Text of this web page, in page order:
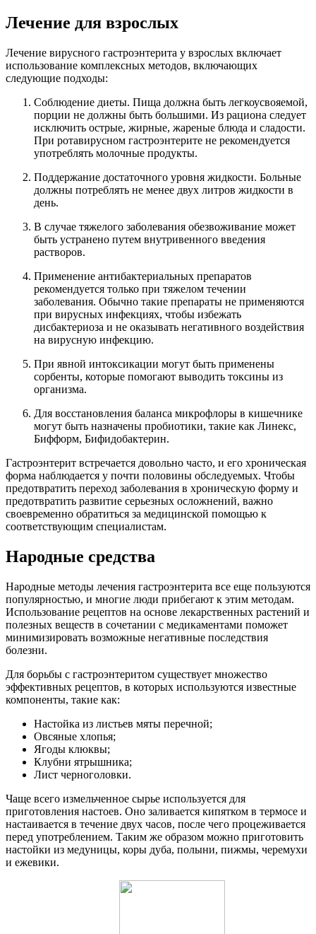
Лечение для взрослых
Лечение вирусного гастроэнтерита у взрослых включает
использование комплексных методов, включающих
следующие подходы:
Соблюдение диеты. Пища должна быть легкоусвояемой,
порции не должны быть большими. Из рациона следует
исключить острые, жирные, жареные блюда и сладости.
При ротавирусном гастроэнтерите не рекомендуется
употреблять молочные продукты.
Поддержание достаточного уровня жидкости. Больные
должны потреблять не менее двух литров жидкости в
день.
В случае тяжелого заболевания обезвоживание может
быть устранено путем внутривенного введения
растворов.
Применение антибактериальных препаратов
рекомендуется только при тяжелом течении
заболевания. Обычно такие препараты не применяются
при вирусных инфекциях, чтобы избежать
дисбактериоза и не оказывать негативного воздействия
на вирусную инфекцию.
При явной интоксикации могут быть применены
сорбенты, которые помогают выводить токсины из
организма.
Для восстановления баланса микрофлоры в кишечнике
могут быть назначены пробиотики, такие как Линекс,
Бифформ, Бифидобактерин.
Гастроэнтерит встречается довольно часто, и его хроническая
форма наблюдается у почти половины обследуемых. Чтобы
предотвратить переход заболевания в хроническую форму и
предотвратить развитие серьезных осложнений, важно
своевременно обратиться за медицинской помощью к
соответствующим специалистам.
Народные средства
Народные методы лечения гастроэнтерита все еще пользуются
популярностью, и многие люди прибегают к этим методам.
Использование рецептов на основе лекарственных растений и
полезных веществ в сочетании с медикаментами поможет
минимизировать возможные негативные последствия
болезни.
Для борьбы с гастроэнтеритом существует множество
эффективных рецептов, в которых используются известные
компоненты, такие как:
Настойка из листьев мяты перечной;
Овсяные хлопья;
Ягоды клюквы;
Клубни ятрышника;
Лист черноголовки.
Чаще всего измельченное сырье используется для
приготовления настоев. Оно заливается кипятком в термосе и
настаивается в течение двух часов, после чего процеживается
перед употреблением. Таким же образом можно приготовить
настойки из медуницы, коры дуба, полыни, пижмы, черемухи
и ежевики.